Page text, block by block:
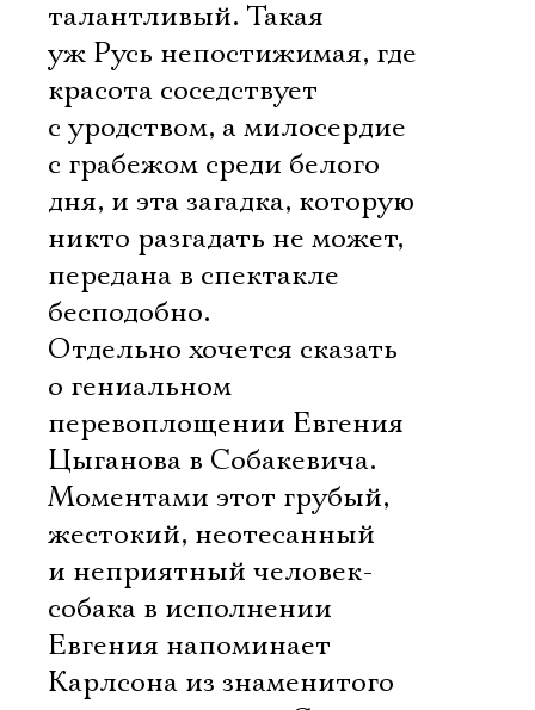
талантливый. Такая
уж Русь непостижимая, где
красота соседствует
с уродством, а милосердие
с грабежом среди белого
дня, и эта загадка, которую
никто разгадать не может, 
передана в спектакле
бесподобно.
Отдельно хочется сказать
о гениальном
перевоплощении Евгения
Цыганова в Собакевича.
Моментами этот грубый,
жестокий, неотесанный
и неприятный человек-
собака в исполнении
Евгения напоминает
Карлсона из знаменитого